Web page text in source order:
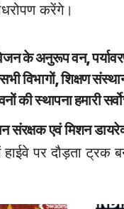
करेंगे।
के अनुरूप वन,
विभागों, शिक्षण
की स्थापना हमारी
संरक्षक एवं मिशन
पर दौड़ता ट्रक